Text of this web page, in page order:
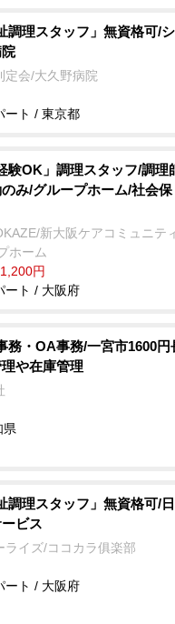
調理スタッフ」無資格可/シ
定会/大久野病院
ート / 東京都
験OK」調理スタッフ/調理
み/グループホーム/社会保
新大阪ケアコミュニテ
ホーム
円
ート / 大阪府
務・OA事務/一宮市1600円
や在庫管理
県
調理スタッフ」無資格可/日
ビス
ライズ/ココカラ俱楽部
ート / 大阪府